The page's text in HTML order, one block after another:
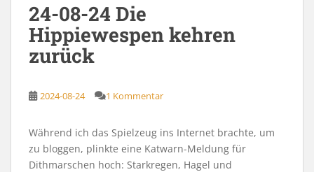
24-08-24 Die
Hippiewespen kehren
zurück
2024-08-24 1 Kommentar
Während ich das Spielzeug ins Internet brachte, um
zu bloggen, plinkte eine Katwarn-Meldung für
Dithmarschen hoch: Starkregen, Hagel und